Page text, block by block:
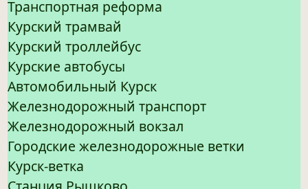
Транспортная реформа
Курский трамвай
Курский троллейбус
Курские автобусы
Автомобильный Курск
Железнодорожный транспорт
Железнодорожный вокзал
Городские железнодорожные ветки
Курск-ветка